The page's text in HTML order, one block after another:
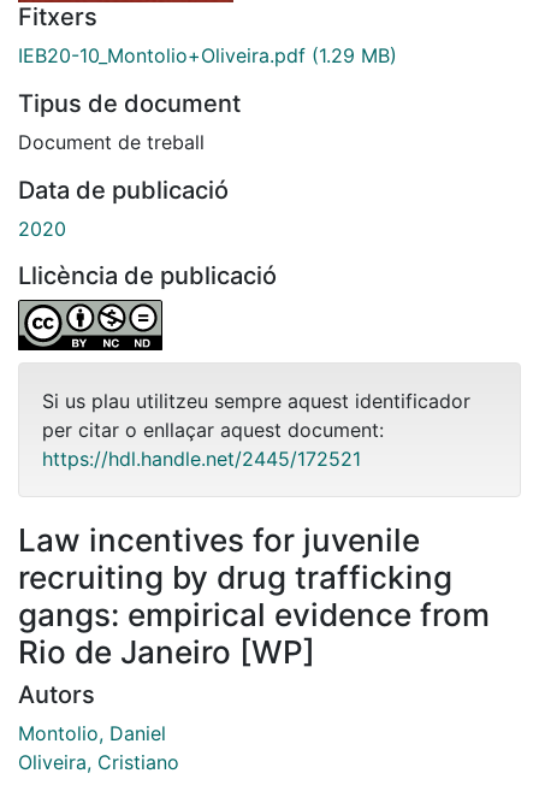
Fitxers
IEB20-10_Montolio+Oliveira.pdf (1.29 MB)
Tipus de document
Document de treball
Data de publicació
2020
Llicència de publicació
Si us plau utilitzeu sempre aquest identificador
per citar o enllaçar aquest document:
https://hdl.handle.net/2445/172521
Law incentives for juvenile
recruiting by drug trafficking
gangs: empirical evidence from
Rio de Janeiro [WP]
Autors
Montolio, Daniel
Oliveira, Cristiano